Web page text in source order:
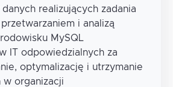
realizujących zadania
i analizą
MySQL
IT odpowiedzialnych za
optymalizację i utrzymanie
w organizacji